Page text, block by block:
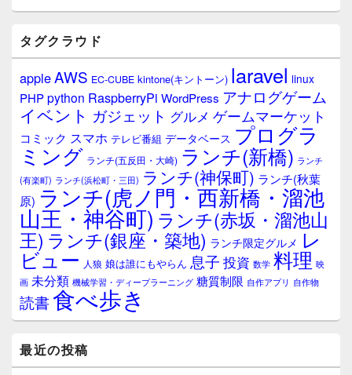
タグクラウド
appleAWS EC-CUBE kintone(キントーン) laravel linux
PHPpython RaspberryPi WordPress アナログゲーム
イベント ガジェット グルメ ゲームマーケット
コミック スマホ テレビ番組 データベース プログラ
ミング ランチ(五反田・大崎) ランチ(新橋) ランチ
(有楽町) ランチ(浜松町・三田) ランチ(神保町) ランチ(秋葉
原) ランチ(虎ノ門・西新橋・溜池
山王・神谷町) ランチ(赤坂・溜池山
王) ランチ(銀座・築地) ランチ限定グルメ レ
ビュー 人狼 娘は誰にもやらん 息子 投資 数学 料理 映
画 未分類 機械学習・ディープラーニング 糖質制限 自作アプリ 自作物
読書食べ歩き
最近の投稿